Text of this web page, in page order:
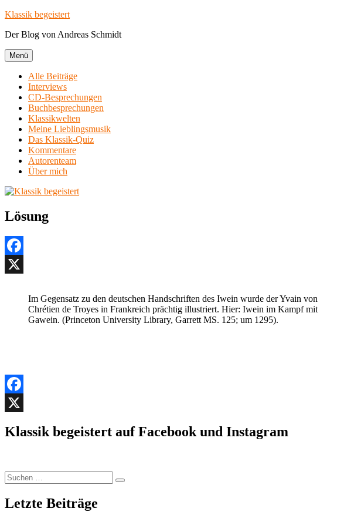
Zum
springen
Klassik begeistert
Der Blog von Andreas Schmidt
Menü
Alle Beiträge
Interviews
CD-Besprechungen
Buchbesprechungen
Klassikwelten
Meine Lieblingsmusik
Das Klassik-Quiz
Kommentare
Autorenteam
Über mich
Lösung
Facebook
Im Gegensatz zu den deutschen Handschriften des Iwein wurde der Yvain von
Chrétien de Troyes in Frankreich prächtig illustriert. Hier: Iwein im Kampf mit
Gawein. (Princeton University Library, Garrett MS. 125; um 1295).
Facebook
Klassik begeistert auf Facebook und Instagram
Suchen
nach:
Suchen
Letzte Beiträge